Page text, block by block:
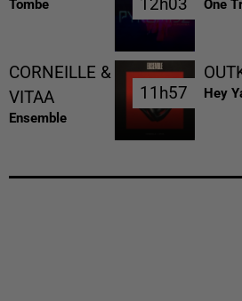
Tombe 12h03
12h03 One
CORNEILLE &
VITAA
Ensemble
11h57
11h57 Hey